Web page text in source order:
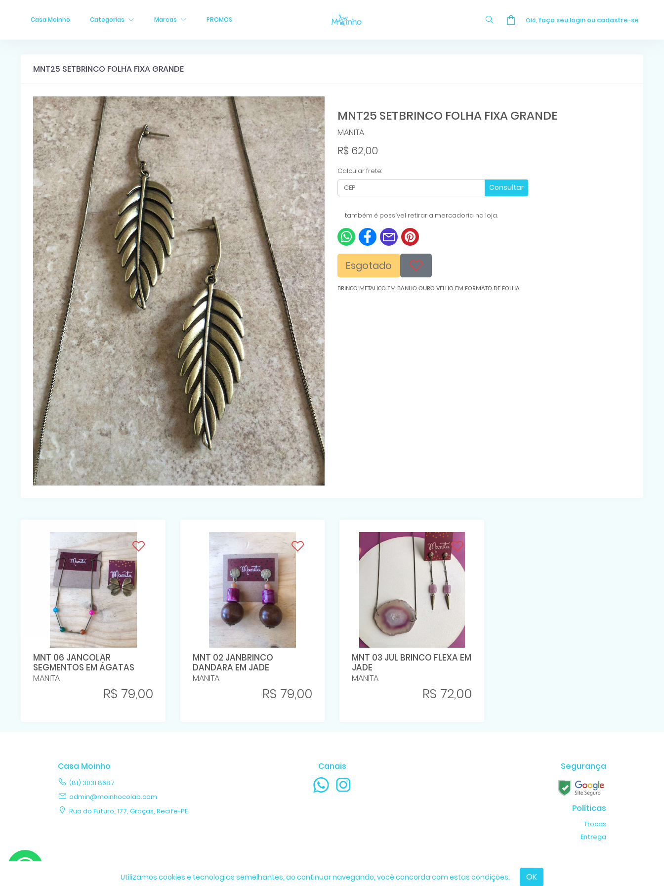
Utilizamos cookies e tecnologias semelhantes, ao continuar navegando, você concorda com estas condições. OK
Casa Moinho Categorias Marcas PROMOS Olá, faça seu login ou cadastre-se
MNT25 SETBRINCO FOLHA FIXA GRANDE
MNT25 SETBRINCO FOLHA FIXA GRANDE
MANITA
R$ 62,00
Calcular frete:
Consultar
também é possível retirar a mercadoria na loja.
Esgotado
BRINCO METALICO EM BANHO OURO VELHO EM FORMATO DE FOLHA
MNT 06 JANCOLAR
SEGMENTOS EM ÁGATAS
MANITA
R$ 79,00
MNT 02 JANBRINCO
DANDARA EM JADE
MANITA
R$ 79,00
MNT 03 JUL BRINCO FLEXA EM
JADE
MANITA
R$ 72,00
Casa Moinho
(81) 3031.8687
admin@moinhocolab.com
Rua do Futuro, 177, Graças, Recife-PE
Canais Segurança
Políticas
Trocas
Entrega
Copyright © 2026 Casa Moinho